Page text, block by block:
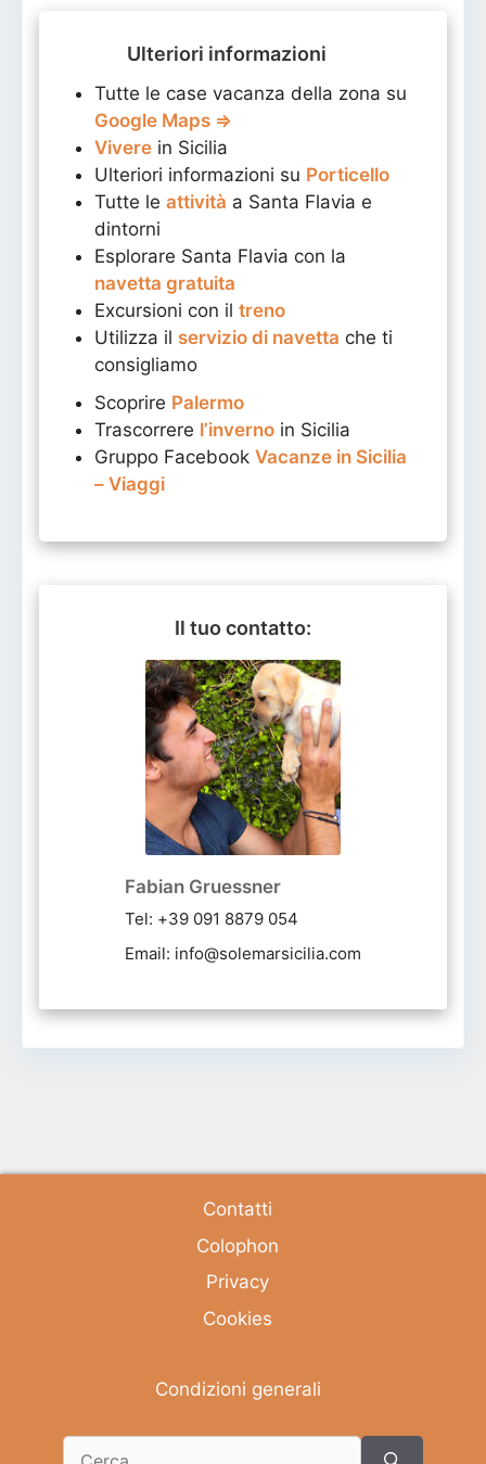
Ulteriori informazioni
Tutte le case vacanza della zona su
Google Maps ⇒
Vivere in Sicilia
Ulteriori informazioni su Porticello
Tutte le attività a Santa Flavia e
dintorni
Esplorare Santa Flavia con la
navetta gratuita
Excursioni con il treno
Utilizza il servizio di navetta che ti
consigliamo
Scoprire Palermo
Trascorrere l’inverno in Sicilia
Gruppo Facebook Vacanze in Sicilia
– Viaggi
Il tuo contatto:
Fabian Gruessner
Tel: +39 091 8879 054
Email: info@solemarsicilia.com
Contatti
Colophon
Privacy
Cookies
Condizioni generali